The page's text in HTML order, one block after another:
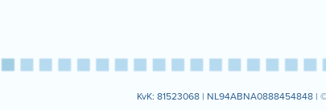
KvK: 81523068 | NL94ABNA0888454848 |